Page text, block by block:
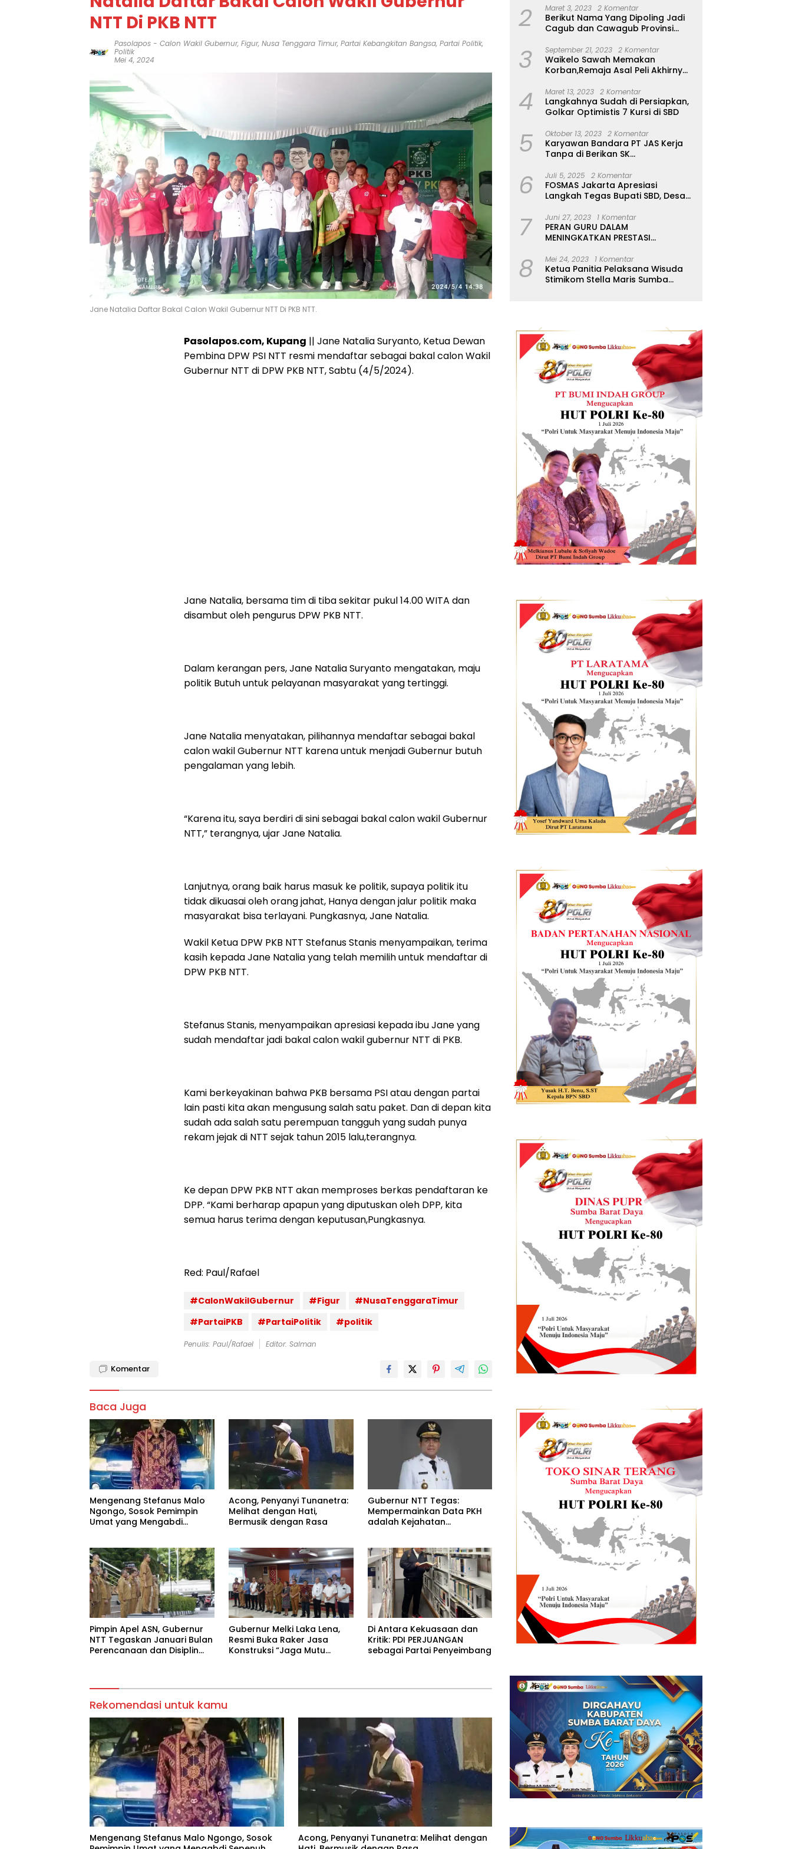
NTT Di PKB NTT
Pasolapos - Calon Wakil Gubernur, Figur, Nusa Tenggara Timur, Partai Kebangkitan Bangsa, Partai Politik,
Politik
Mei 4, 2024
Jane Natalia Daftar Bakal Calon Wakil Gubernur NTT Di PKB NTT.
Pasolapos.com, Kupang || Jane Natalia Suryanto, Ketua Dewan
Pembina DPW PSI NTT resmi mendaftar sebagai bakal calon Wakil
Gubernur NTT di DPW PKB NTT, Sabtu (4/5/2024).
Jane Natalia, bersama tim di tiba sekitar pukul 14.00 WITA dan
disambut oleh pengurus DPW PKB NTT.
Dalam kerangan pers, Jane Natalia Suryanto mengatakan, maju
politik Butuh untuk pelayanan masyarakat yang tertinggi.
Jane Natalia menyatakan, pilihannya mendaftar sebagai bakal
calon wakil Gubernur NTT karena untuk menjadi Gubernur butuh
pengalaman yang lebih.
“Karena itu, saya berdiri di sini sebagai bakal calon wakil Gubernur
NTT,” terangnya, ujar Jane Natalia.
Lanjutnya, orang baik harus masuk ke politik, supaya politik itu
tidak dikuasai oleh orang jahat, Hanya dengan jalur politik maka
masyarakat bisa terlayani. Pungkasnya, Jane Natalia.
Wakil Ketua DPW PKB NTT Stefanus Stanis menyampaikan, terima
kasih kepada Jane Natalia yang telah memilih untuk mendaftar di
DPW PKB NTT.
Stefanus Stanis, menyampaikan apresiasi kepada ibu Jane yang
sudah mendaftar jadi bakal calon wakil gubernur NTT di PKB.
Kami berkeyakinan bahwa PKB bersama PSI atau dengan partai
lain pasti kita akan mengusung salah satu paket. Dan di depan kita
sudah ada salah satu perempuan tangguh yang sudah punya
rekam jejak di NTT sejak tahun 2015 lalu,terangnya.
Ke depan DPW PKB NTT akan memproses berkas pendaftaran ke
DPP. “Kami berharap apapun yang diputuskan oleh DPP, kita
semua harus terima dengan keputusan,Pungkasnya.
Red: Paul/Rafael
#CalonWakilGubernur #Figur
#NusaTenggaraTimur
#PartaiPKB
#PartaiPolitik #politik
Penulis: Paul/Rafael Editor: Salman
Komentar
Baca Juga
Mengenang Stefanus Malo
Ngongo, Sosok Pemimpin
Umat yang Mengabdi
Acong, Penyanyi Tunanetra:
Melihat dengan Hati,
Bermusik dengan Rasa
Gubernur NTT Tegas:
Mempermainkan Data PKH
adalah Kejahatan
Pimpin Apel ASN, Gubernur
NTT Tegaskan Januari Bulan
Perencanaan dan Disiplin
Gubernur Melki Laka Lena,
Resmi Buka Raker Jasa
Konstruksi “Jaga Mutu
Di Antara Kekuasaan dan
Kritik: PDI PERJUANGAN
sebagai Partai Penyeimbang
Rekomendasi untuk kamu
Mengenang Stefanus Malo Ngongo, Sosok
Acong, Penyanyi Tunanetra: Melihat dengan
2 Maret 3, 2023 2 Komentar
Berikut Nama Yang Dipoling Jadi
Cagub dan Cawagub Provinsi
3 September 21, 2023 2 Komentar
Waikelo Sawah Memakan
Korban,Remaja Asal Peli Akhirnya
4 Maret 13, 2023 2 Komentar
Langkahnya Sudah di Persiapkan,
Golkar Optimistis 7 Kursi di SBD
5 Oktober 13, 2023 2 Komentar
Karyawan Bandara PT JAS Kerja
Tanpa di Berikan SK
Tangan Tanpa di Bacakan Isinya
6 Juli 5, 2025 2 Komentar
FOSMAS Jakarta Apresiasi
Langkah Tegas Bupati SBD, Desak
7 Juni 27, 2023 1 Komentar
PERAN GURU DALAM
MENINGKATKAN PRESTASI
8 Mei 24, 2023 1 Komentar
Ketua Panitia Pelaksana Wisuda
Stimikom Stella Maris Sumba